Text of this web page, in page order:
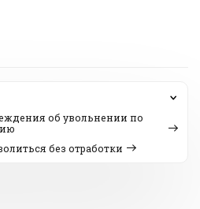
об увольнении по
без отработки